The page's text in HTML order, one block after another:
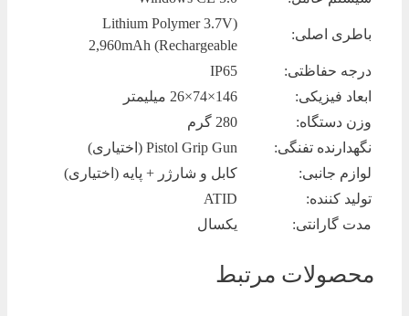
باطری اصلی:
(Lithium Polymer 3.7V
2,960mAh (Rechargeable
درجه حفاظتی:
IP65
ابعاد فیزیکی:
146×74×26 میلیمتر
وزن دستگاه:
280 گرم
نگهدارنده تفنگی:
Pistol Grip Gun (اختیاری)
لوازم جانبی:
کابل و شارژر + پایه (اختیاری)
تولید کننده:
ATID
مدت گارانتی:
یکسال
محصولات مرتبط